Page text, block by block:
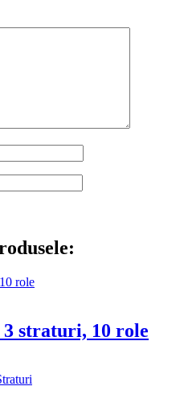
straturi, 10 role